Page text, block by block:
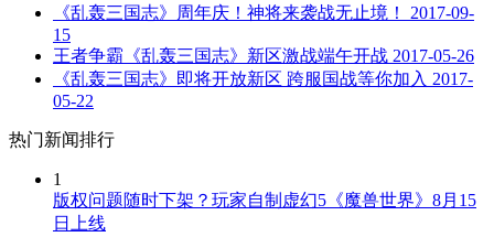
《乱轰三国志》周年庆！神将来袭战无止境！
2017-09-
15
王者争霸《乱轰三国志》新区激战端午开战 2017-05-26
《乱轰三国志》即将开放新区 跨服国战等你加入 2017-
05-22
热门新闻排行
1
版权问题随时下架？玩家自制虚幻5《魔兽世界》8月15
日上线